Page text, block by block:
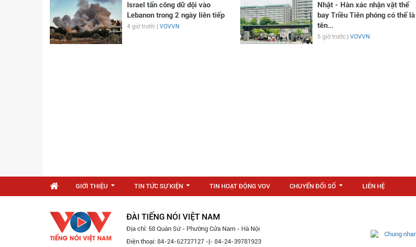
Israel tấn công dữ dội vào
Lebanon trong 2 ngày liên tiếp
4 giờ trước | VOVVN
Nhật - Hàn xác nhận vật thể
bay Triều Tiên phóng có thể là
tên...
5 giờ trước | VOVVN
GIỚI THIỆU TIN TỨC SỰ KIỆN TIN HOẠT ĐỘNG VOV CHUYỂN ĐỔI SỐ LIÊN HỆ
ĐÀI TIẾNG NÓI VIỆT NAM
Địa chỉ: 58 Quán Sứ - Phường Cửa Nam - Hà Nội
Điện thoại: 84-24-62727127 -|- 84-24-39781923